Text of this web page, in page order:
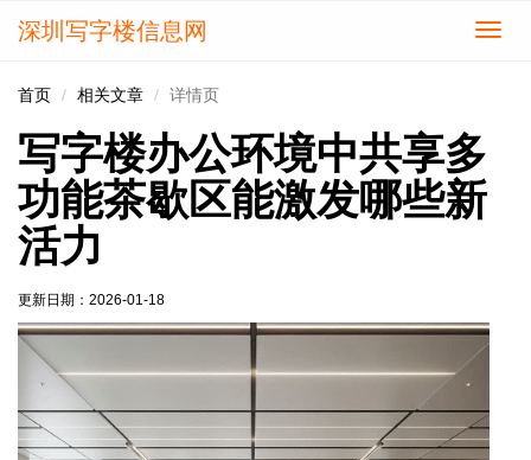
切
深圳写字楼信息网
首页 相关文章 详情页
写字楼办公环境中共享多
功能茶歇区能激发哪些新
活力
更新日期： 2026-01-18